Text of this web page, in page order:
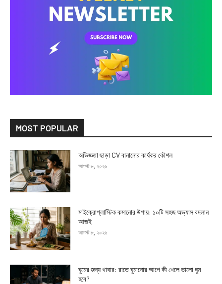
MOST POPULAR
অভিজ্ঞতা ছাড়া CV বানানোর কার্যকর কৌশল
আগস্ট ৮, ২০২৬
মাইক্রোপ্লাস্টিক কমানোর উপায়: ১০টি সহজ অভ্যাস বদলান
আজই
আগস্ট ৮, ২০২৬
ঘুমের জন্য খাবার: রাতে ঘুমানোর আগে কী খেলে ভালো ঘুম
হবে?